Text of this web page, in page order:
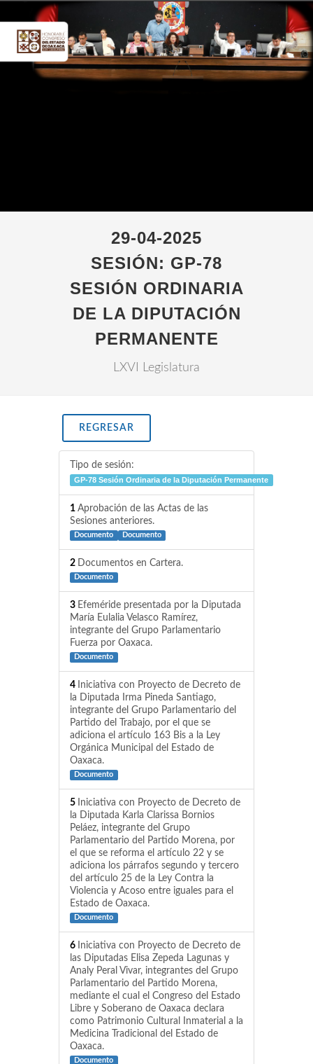
29-04-2025
SESIÓN: GP-78
SESIÓN ORDINARIA
DE LA DIPUTACIÓN
PERMANENTE
LXVI Legislatura
REGRESAR
Tipo de sesión:
GP-78 Sesión Ordinaria de la Diputación Permanente
1 Aprobación de las Actas de las
Sesiones anteriores.
Documento Documento
2 Documentos en Cartera.
Documento
3 Efeméride presentada por la Diputada
María Eulalia Velasco Ramírez,
integrante del Grupo Parlamentario
Fuerza por Oaxaca.
Documento
4 Iniciativa con Proyecto de Decreto de
la Diputada Irma Pineda Santiago,
integrante del Grupo Parlamentario del
Partido del Trabajo, por el que se
adiciona el artículo 163 Bis a la Ley
Orgánica Municipal del Estado de
Oaxaca.
Documento
5 Iniciativa con Proyecto de Decreto de
la Diputada Karla Clarissa Bornios
Peláez, integrante del Grupo
Parlamentario del Partido Morena, por
el que se reforma el artículo 22 y se
adiciona los párrafos segundo y tercero
del artículo 25 de la Ley Contra la
Violencia y Acoso entre iguales para el
Estado de Oaxaca.
Documento
6 Iniciativa con Proyecto de Decreto de
las Diputadas Elisa Zepeda Lagunas y
Analy Peral Vivar, integrantes del Grupo
Parlamentario del Partido Morena,
mediante el cual el Congreso del Estado
Libre y Soberano de Oaxaca declara
como Patrimonio Cultural Inmaterial a la
Medicina Tradicional del Estado de
Oaxaca.
Documento